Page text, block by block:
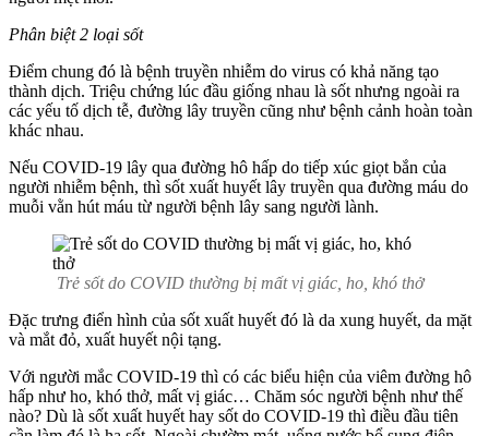
Phân biệt 2 loại sốt
Điểm chung đó là bệnh truyền nhiễm do virus có khả năng tạo
thành dịch. Triệu chứng lúc đầu giống nhau là sốt nhưng ngoài ra
các yếu tố dịch tễ, đường lây truyền cũng như bệnh cảnh hoàn toàn
khác nhau.
Nếu COVID-19 lây qua đường hô hấp do tiếp xúc giọt bắn của
người nhiễm bệnh, thì sốt xuất huyết lây truyền qua đường máu do
muỗi vằn hút máu từ người bệnh lây sang người lành.
Trẻ sốt do COVID thường bị mất vị giác, ho, khó thở
Đặc trưng điển hình của sốt xuất huyết đó là da xung huyết, da mặt
và mắt đỏ, xuất huyết nội tạng.
Với người mắc COVID-19 thì có các biểu hiện của viêm đường hô
hấp như ho, khó thở, mất vị giác… Chăm sóc người bệnh như thế
nào? Dù là sốt xuất huyết hay sốt do COVID-19 thì điều đầu tiên